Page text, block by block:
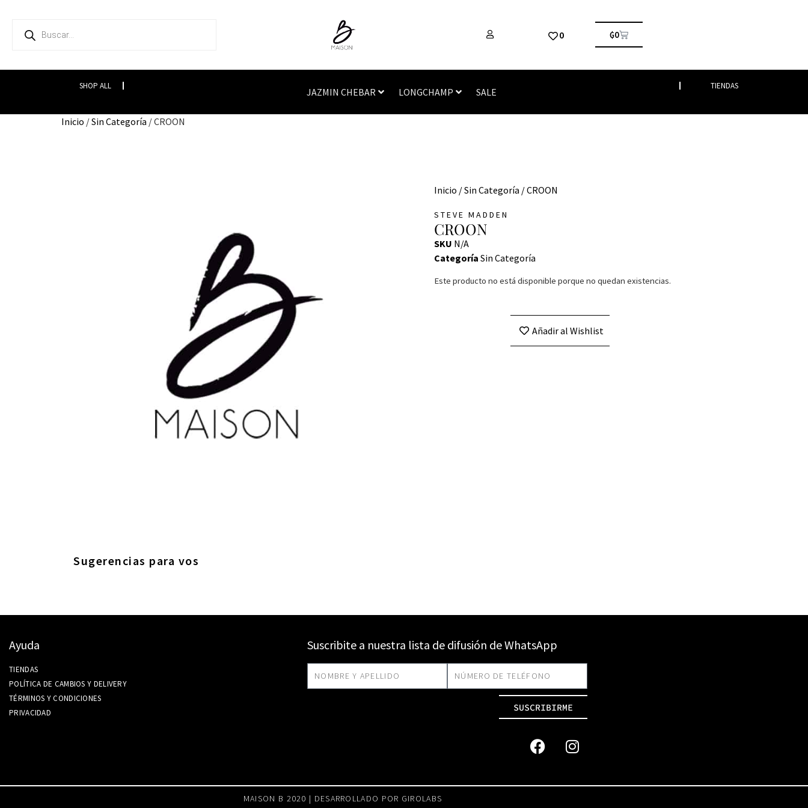
0 ₲0
SHOP ALL
JAZMIN CHEBAR LONGCHAMP SALE
TIENDAS
Inicio /Sin Categoría / CROON
Inicio /Sin Categoría / CROON
STEVE MADDEN
CROON
SKU N/A
Categoría Sin Categoría
Este producto no está disponible porque no quedan existencias.
Añadir al Wishlist
Sugerencias para vos
Ayuda
TIENDAS
POLÍTICA DE CAMBIOS Y DELIVERY
TÉRMINOS Y CONDICIONES
PRIVACIDAD
Suscribite a nuestra lista de difusión de WhatsApp
SUSCRIBIRME
MAISON B 2020 | DESARROLLADO POR GIROLABS